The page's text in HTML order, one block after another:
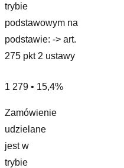
trybie
podstawowym na
podstawie: -> art.
275 pkt 2 ustawy
1 279 • 15,4%
Zamówienie
udzielane
jest w
trybie